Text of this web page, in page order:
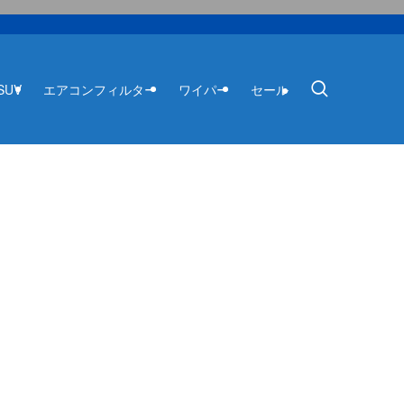
エアコンフィルター ワイパー セール